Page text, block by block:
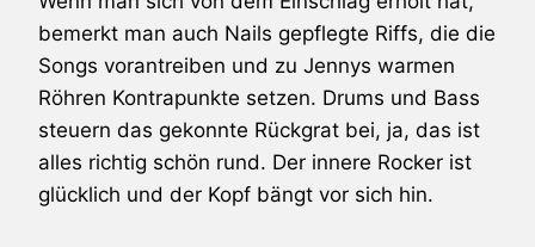
bemerkt man auch Nails gepflegte Riffs, die die
Songs vorantreiben und zu Jennys warmen
Röhren Kontrapunkte setzen. Drums und Bass
steuern das gekonnte Rückgrat bei, ja, das ist
alles richtig schön rund. Der innere Rocker ist
glücklich und der Kopf bängt vor sich hin.